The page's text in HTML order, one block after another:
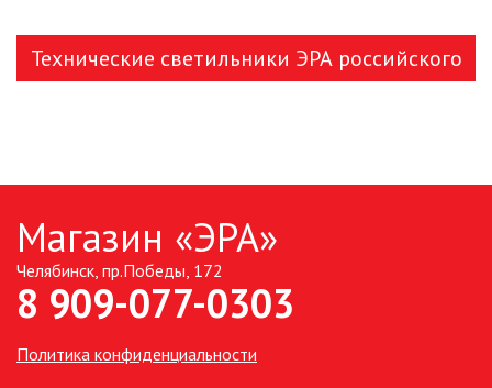
НАСТОЛЬНЫЕ СВЕТИЛЬНИКИ
ПАЯЛЬНОЕ ОБОРУДОВАНИЕ
Технические светильники ЭРА российского
Магазин «ЭРА»
Челябинск, пр.Победы, 172
8 909-077-0303
Политика конфиденциальности